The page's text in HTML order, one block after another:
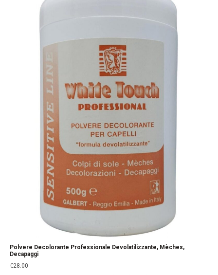
Polvere Decolorante Professionale Devolatilizzante, Mèches,
Decapaggi
€28.00